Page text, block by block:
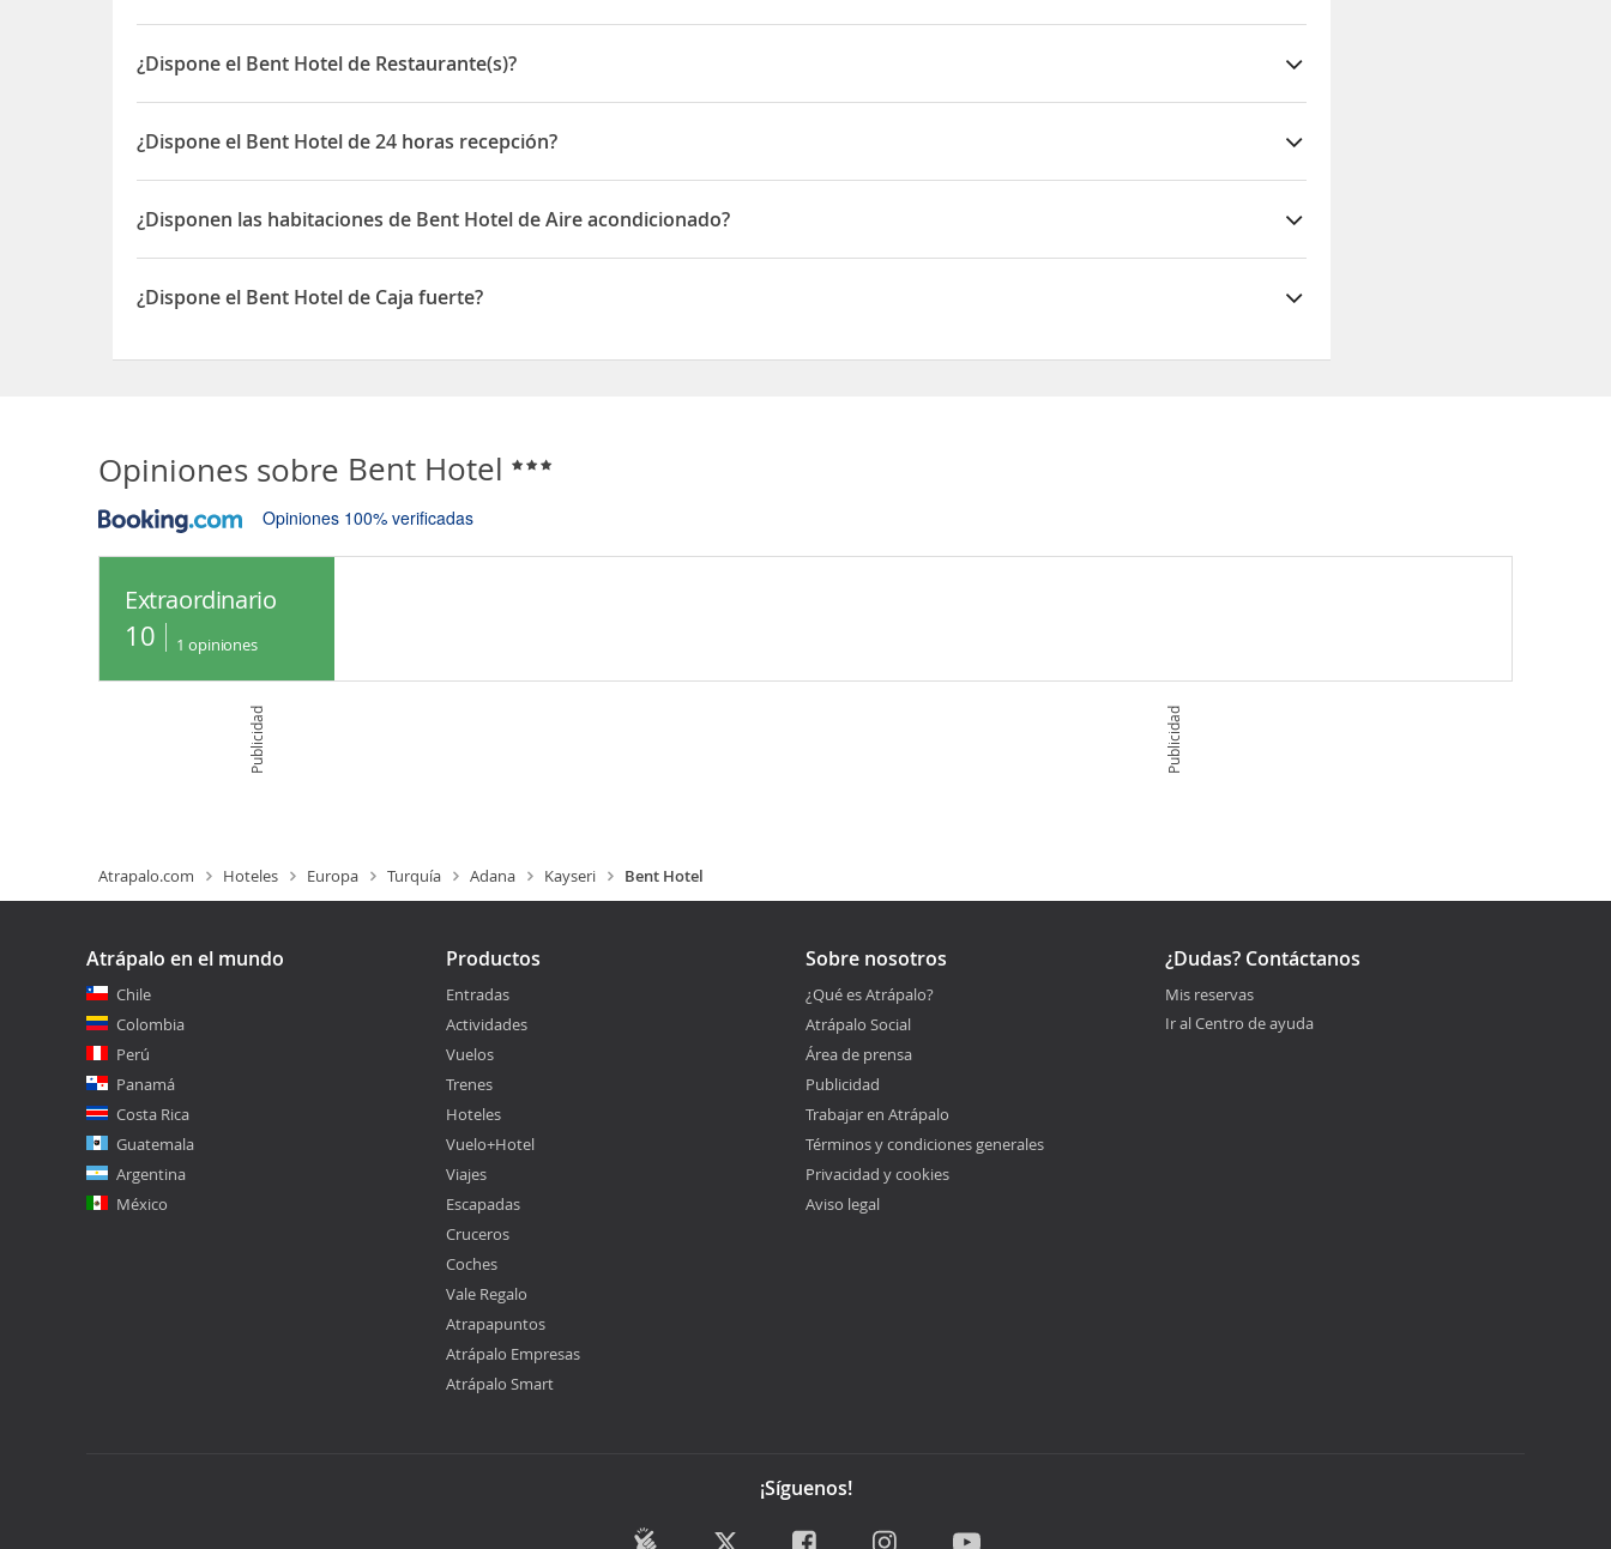
El Bent Hotel está situado en Gevher Mesibe Mah.Ataturk Bulv.No:40
¿Dispone el Bent Hotel de Restaurante(s)?
Sí, el Bent Hotel dispone de Restaurante(s)
¿Dispone el Bent Hotel de 24 horas recepción?
Sí, el Bent Hotel dispone de 24 horas recepción
¿Disponen las habitaciones de Bent Hotel de Aire acondicionado?
Sí, las habitaciones del Bent Hotel disponen de Aire acondicionado
¿Dispone el Bent Hotel de Caja fuerte?
Opiniones sobre Bent Hotel
Opiniones 100% verificadas
Extraordinario
10 1 opiniones
Publicidad Publicidad
Atrapalo.com Hoteles Europa Turquía Adana Kayseri Bent Hotel
Atrápalo en el mundo
Chile
Colombia
Perú
Panamá
Costa Rica
Guatemala
Argentina
México
Productos
Entradas
Actividades
Vuelos
Trenes
Hoteles
Vuelo+Hotel
Viajes
Escapadas
Cruceros
Coches
Vale Regalo
Atrapapuntos
Atrápalo Empresas
Atrápalo Smart
Sobre nosotros
¿Qué es Atrápalo?
Atrápalo Social
Área de prensa
Publicidad
Trabajar en Atrápalo
Términos y condiciones generales
Privacidad y cookies
Aviso legal
¿Dudas? Contáctanos
Mis reservas
Ir al Centro de ayuda
¡Síguenos!